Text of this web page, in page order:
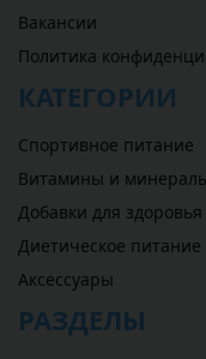
Вакансии
Политика
КАТЕГОРИИ
Спортивное питание
Витамины и
Добавки для
Диетическое питание
Аксессуары
РАЗДЕЛЫ